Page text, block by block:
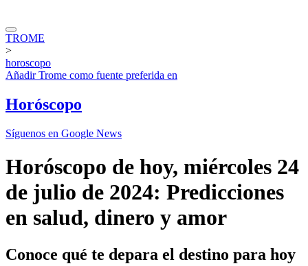
TROME
>
horoscopo
AñadirTrome como fuente preferida en
Horóscopo
Síguenos en Google News
Horóscopo de hoy, miércoles 24
de julio de 2024: Predicciones
en salud, dinero y amor
Conoce qué te depara el destino para hoy